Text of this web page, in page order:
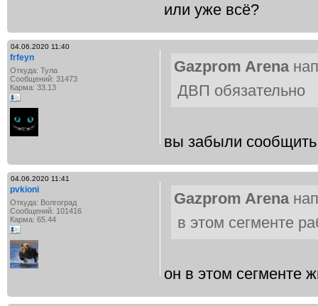
или уже всё?
04.06.2020 11:40
frfeyn
Откуда: Тула
Сообщений: 31473
Карма: 33.13
Gazprom Arena
ДВП обязательно
вы забыли
04.06.2020 11:41
pvkioni
Откуда: Волгоград
Сообщений: 101416
Карма: 65.44
Gazprom Arena
в этом сегменте
он в этом сегменте